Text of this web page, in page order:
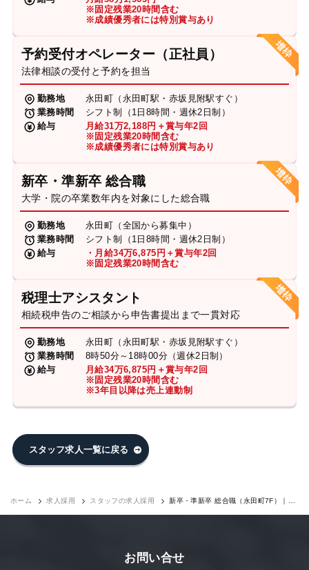
※固定残業20時間含む
※成績優秀者には特別賞与あり
予約受付オペレーター（正社員）
法律相談の受付と予約を担当
勤務地
永田町（永田町駅・赤坂見附駅すぐ）
業務時間
シフト制（1日8時間・週休2日制）
給与
月給31万2,188円＋賞与年2回
※固定残業20時間含む
※成績優秀者には特別賞与あり
新卒・準新卒 総合職
大学・院の卒業数年内を対象にした総合職
勤務地
永田町（全国から募集中）
業務時間
シフト制（1日8時間・週休2日制）
給与
・月給34万6,875円＋賞与年2回
※固定残業20時間含む
税理士アシスタント
相続税申告のご相談から申告書提出まで一貫対応
勤務地
永田町（永田町駅・赤坂見附駅すぐ）
業務時間
8時50分～18時00分（週休2日制）
給与
月給34万6,875円＋賞与年2回
※固定残業20時間含む
※3年目以降は売上連動制
スタッフ求人一覧に戻る
ホーム 求人採用 スタッフの求人採用
新卒・準新卒 総合職（永田町7F）｜求
お問い合せ